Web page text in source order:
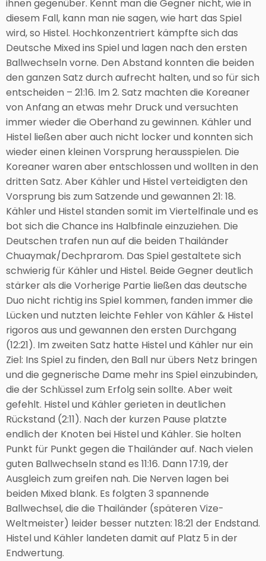
ihnen gegenüber. Kennt man die Gegner nicht, wie in
diesem Fall, kann man nie sagen, wie hart das Spiel
wird, so Histel. Hochkonzentriert kämpfte sich das
Deutsche Mixed ins Spiel und lagen nach den ersten
Ballwechseln vorne. Den Abstand konnten die beiden
den ganzen Satz durch aufrecht halten, und so für sich
entscheiden – 21:16. Im 2. Satz machten die Koreaner
von Anfang an etwas mehr Druck und versuchten
immer wieder die Oberhand zu gewinnen. Kähler und
Histel ließen aber auch nicht locker und konnten sich
wieder einen kleinen Vorsprung herausspielen. Die
Koreaner waren aber entschlossen und wollten in den
dritten Satz. Aber Kähler und Histel verteidigten den
Vorsprung bis zum Satzende und gewannen 21: 18.
Kähler und Histel standen somit im Viertelfinale und es
bot sich die Chance ins Halbfinale einzuziehen. Die
Deutschen trafen nun auf die beiden Thailänder
Chuaymak/Dechprarom. Das Spiel gestaltete sich
schwierig für Kähler und Histel. Beide Gegner deutlich
stärker als die Vorherige Partie ließen das deutsche
Duo nicht richtig ins Spiel kommen, fanden immer die
Lücken und nutzten leichte Fehler von Kähler & Histel
rigoros aus und gewannen den ersten Durchgang
(12:21). Im zweiten Satz hatte Histel und Kähler nur ein
Ziel: Ins Spiel zu finden, den Ball nur übers Netz bringen
und die gegnerische Dame mehr ins Spiel einzubinden,
die der Schlüssel zum Erfolg sein sollte. Aber weit
gefehlt. Histel und Kähler gerieten in deutlichen
Rückstand (2:11). Nach der kurzen Pause platzte
endlich der Knoten bei Histel und Kähler. Sie holten
Punkt für Punkt gegen die Thailänder auf. Nach vielen
guten Ballwechseln stand es 11:16. Dann 17:19, der
Ausgleich zum greifen nah. Die Nerven lagen bei
beiden Mixed blank. Es folgten 3 spannende
Ballwechsel, die die Thailänder (späteren Vize-
Weltmeister) leider besser nutzten: 18:21 der Endstand.
Histel und Kähler landeten damit auf Platz 5 in der
Endwertung.